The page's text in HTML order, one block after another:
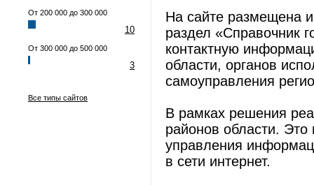
От 200 000 до 300 000
10
От 300 000 до 500 000
3
Все типы сайтов
На сайте размещена
раздел «Справочник
контактную
области, органов
самоуправления
В рамках решения
районов области. Это
управления
в сети интернет.